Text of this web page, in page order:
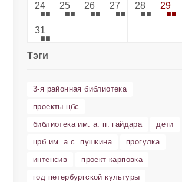
24 25 26 27 28 29
31
Тэги
3-я районная библиотека
проекты цбс
библиотека им. а. п. гайдара
дети
црб им. а.с. пушкина
прогулка
интенсив
проект карповка
год петербургской культуры